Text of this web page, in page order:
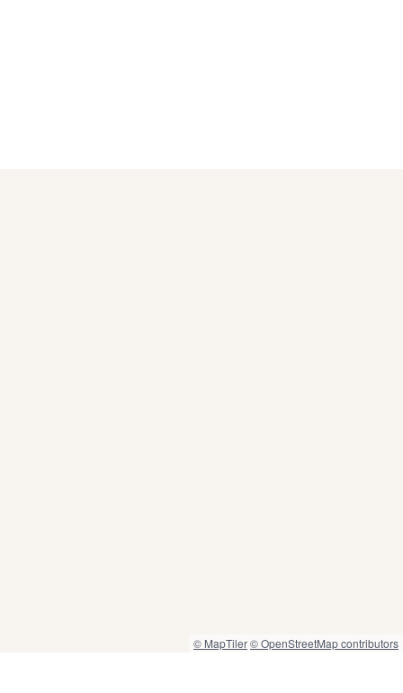
© MapTiler© OpenStreetMap contributors